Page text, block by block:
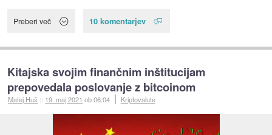
Preberi več 10 komentarjev
Kitajska svojim finančnim inštitucijam
prepovedala poslovanje z bitcoinom
Matej Huš :: 19. maj 2021 ob 06:04 Kriptovalute